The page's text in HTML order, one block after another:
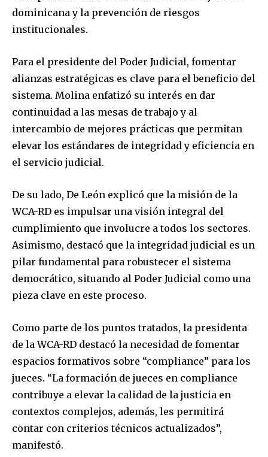
dominicana y la prevención de riesgos
institucionales.
Para el presidente del Poder Judicial, fomentar
alianzas estratégicas es clave para el beneficio del
sistema. Molina enfatizó su interés en dar
continuidad a las mesas de trabajo y al
intercambio de mejores prácticas que permitan
elevar los estándares de integridad y eficiencia en
el servicio judicial.
De su lado, De León explicó que la misión de la
WCA-RD es impulsar una visión integral del
cumplimiento que involucre a todos los sectores.
Asimismo, destacó que la integridad judicial es un
pilar fundamental para robustecer el sistema
democrático, situando al Poder Judicial como una
pieza clave en este proceso.
Como parte de los puntos tratados, la presidenta
de la WCA-RD destacó la necesidad de fomentar
espacios formativos sobre “compliance” para los
jueces. “La formación de jueces en compliance
contribuye a elevar la calidad de la justicia en
contextos complejos, además, les permitirá
contar con criterios técnicos actualizados”,
manifestó.